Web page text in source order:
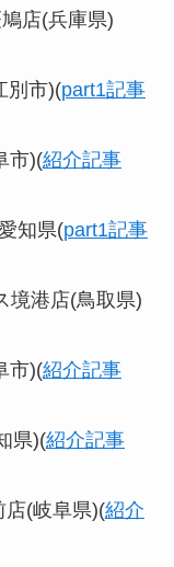
鳩店(兵庫県)
別市)(part1記事
市)(紹介記事
知県(part1記事
境港店(鳥取県)
市)(紹介記事
県)(紹介記事
店(岐阜県)(紹介